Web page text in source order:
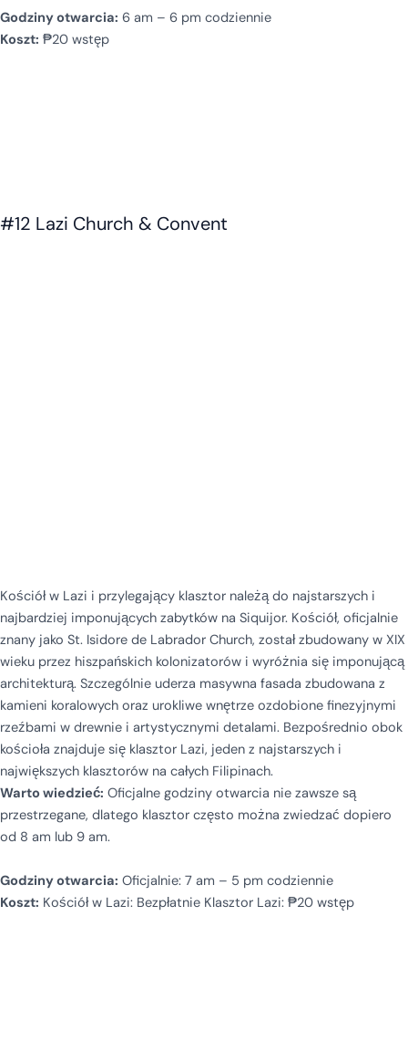
Godziny otwarcia: 6 am – 6 pm codziennie
Koszt: ₱20 wstęp
#12 Lazi Church & Convent
Kościół w Lazi i przylegający klasztor należą do najstarszych i
najbardziej imponujących zabytków na Siquijor. Kościół, oficjalnie
znany jako St. Isidore de Labrador Church, został zbudowany w XIX
wieku przez hiszpańskich kolonizatorów i wyróżnia się imponującą
architekturą. Szczególnie uderza masywna fasada zbudowana z
kamieni koralowych oraz urokliwe wnętrze ozdobione finezyjnymi
rzeźbami w drewnie i artystycznymi detalami. Bezpośrednio obok
kościoła znajduje się klasztor Lazi, jeden z najstarszych i
największych klasztorów na całych Filipinach.
Warto wiedzieć: Oficjalne godziny otwarcia nie zawsze są
przestrzegane, dlatego klasztor często można zwiedzać dopiero
od 8 am lub 9 am.
Godziny otwarcia: Oficjalnie: 7 am – 5 pm codziennie
Koszt: Kościół w Lazi: Bezpłatnie Klasztor Lazi: ₱20 wstęp